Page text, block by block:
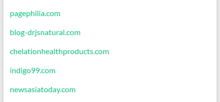
pagephilia.com
blog-drjsnatural.com
chelationhealthproducts.com
indigo99.com
newsasiatoday.com